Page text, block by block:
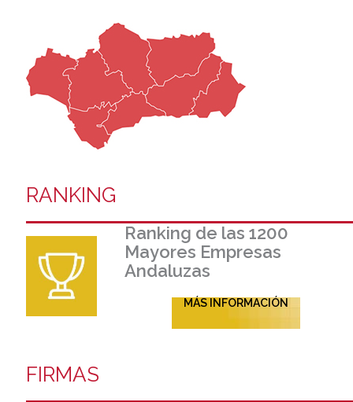
RANKING
Ranking de las 1200
Mayores Empresas
Andaluzas
MÁS INFORMACIÓN
FIRMAS